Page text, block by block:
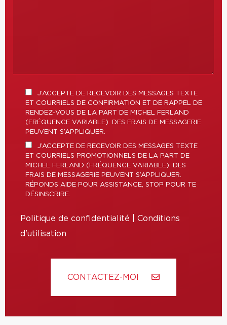
J’ACCEPTE DE RECEVOIR DES MESSAGES TEXTE
ET COURRIELS DE CONFIRMATION ET DE RAPPEL DE
RENDEZ-VOUS DE LA PART DE MICHEL FERLAND
(FRÉQUENCE VARIABLE). DES FRAIS DE MESSAGERIE
PEUVENT S’APPLIQUER.
J’ACCEPTE DE RECEVOIR DES MESSAGES TEXTE
ET COURRIELS PROMOTIONNELS DE LA PART DE
MICHEL FERLAND (FRÉQUENCE VARIABLE). DES
FRAIS DE MESSAGERIE PEUVENT S’APPLIQUER.
RÉPONDS AIDE POUR ASSISTANCE, STOP POUR TE
DÉSINSCRIRE.
Politique de confidentialité
Conditions
d'utilisation
CONTACTEZ-MOI